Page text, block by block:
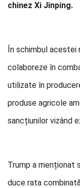
chinez Xi Jinping.
În schimbul acestei
colaboreze în
utilizate în
produse agricole
sancțiunilor vizând
Trump a menționat
duce rata